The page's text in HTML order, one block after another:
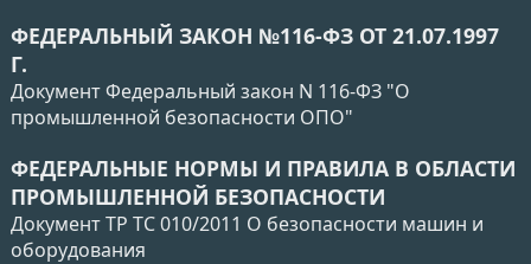
ФЕДЕРАЛЬНЫЙ ЗАКОН №116-ФЗ ОТ 21.07.1997
Г.
Документ Федеральный закон N 116-ФЗ "О
промышленной безопасности ОПО"
ФЕДЕРАЛЬНЫЕ НОРМЫ И ПРАВИЛА В ОБЛАСТИ
ПРОМЫШЛЕННОЙ БЕЗОПАСНОСТИ
Документ ТР ТС 010/2011 О безопасности машин и
оборудования